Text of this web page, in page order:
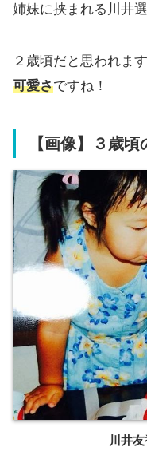
姉妹に挟まれる川井選
２歳頃だと思われます
可愛さですね！
【画像】３歳
川井